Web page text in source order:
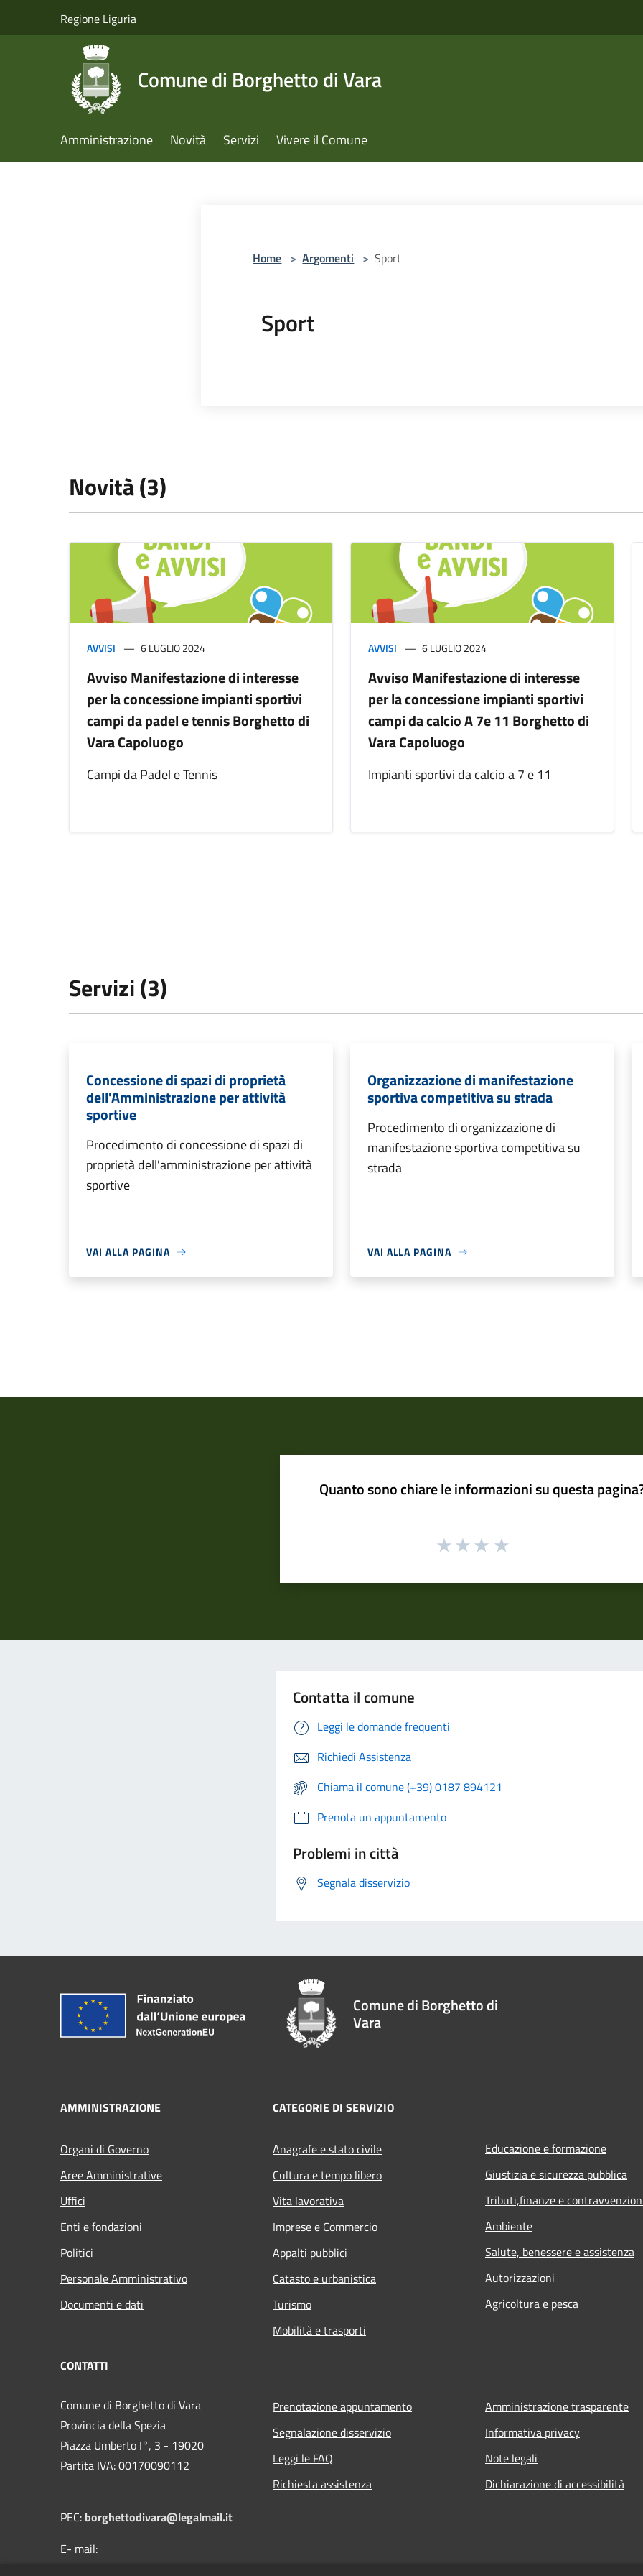
Regione Liguria
Comune di Borghetto di Vara
Amministrazione Novità Servizi Vivere il Comune
Home > Argomenti > Sport
Sport
Novità (3)
AVVISI 6 LUGLIO 2024
Avviso Manifestazione di interesse
per la concessione impianti sportivi
campi da padel e tennis Borghetto di
Vara Capoluogo
Campi da Padel e Tennis
AVVISI 6 LUGLIO 2024
Avviso Manifestazione di interesse
per la concessione impianti sportivi
campi da calcio A 7e 11 Borghetto di
Vara Capoluogo
Impianti sportivi da calcio a 7 e 11
Servizi (3)
Concessione di spazi di proprietà
dell'Amministrazione per attività
sportive
Procedimento di concessione di spazi di
proprietà dell'amministrazione per attività
sportive
VAI ALLA PAGINA
Organizzazione di manifestazione
sportiva competitiva su strada
Procedimento di organizzazione di
manifestazione sportiva competitiva su
strada
VAI ALLA PAGINA
Quanto sono chiare le informazioni su questa
Contatta il comune
Leggi le domande frequenti
Richiedi Assistenza
Chiama il comune (+39) 0187 894121
Prenota un appuntamento
Problemi in città
Segnala disservizio
Comune di Borghetto di
Vara
AMMINISTRAZIONE
Organi di Governo
Aree Amministrative
Uffici
Enti e fondazioni
Politici
Personale Amministrativo
Documenti e dati
CATEGORIE DI SERVIZIO
Anagrafe e stato civile
Cultura e tempo libero
Vita lavorativa
Imprese e Commercio
Appalti pubblici
Catasto e urbanistica
Turismo
Mobilità e trasporti
Educazione e formazione
Giustizia e sicurezza pubblica
Tributi,finanze e
Ambiente
Salute, benessere e assistenza
Autorizzazioni
Agricoltura e pesca
CONTATTI
Comune di Borghetto di Vara
Provincia della Spezia
Piazza Umberto I°, 3 - 19020
Partita IVA: 00170090112
PEC: borghettodivara@legalmail.it
E- mail:
Prenotazione appuntamento
Segnalazione disservizio
Leggi le FAQ
Richiesta assistenza
Amministrazione trasparente
Informativa privacy
Note legali
Dichiarazione di accessibilità